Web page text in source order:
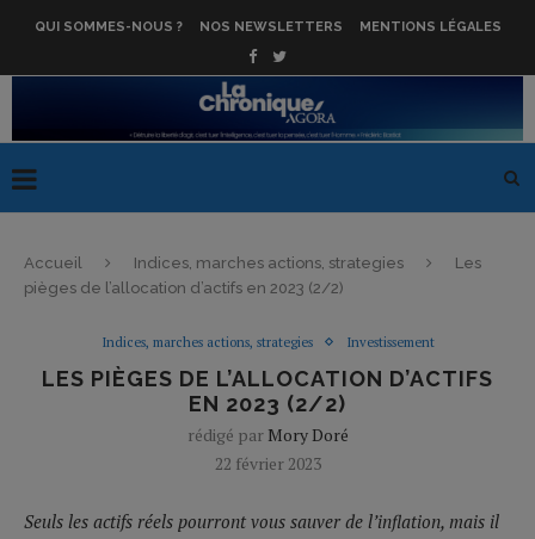
QUI SOMMES-NOUS ? NOS NEWSLETTERS MENTIONS LÉGALES
Accueil Indices, marches actions, strategies
Les
pièges de l’allocation d’actifs en 2023 (2/2)
Indices, marches actions, strategies Investissement
LES PIÈGES DE L’ALLOCATION D’ACTIFS
EN 2023 (2/2)
rédigé par Mory Doré
22 février 2023
Seuls les actifs réels pourront vous sauver de l’inflation, mais il